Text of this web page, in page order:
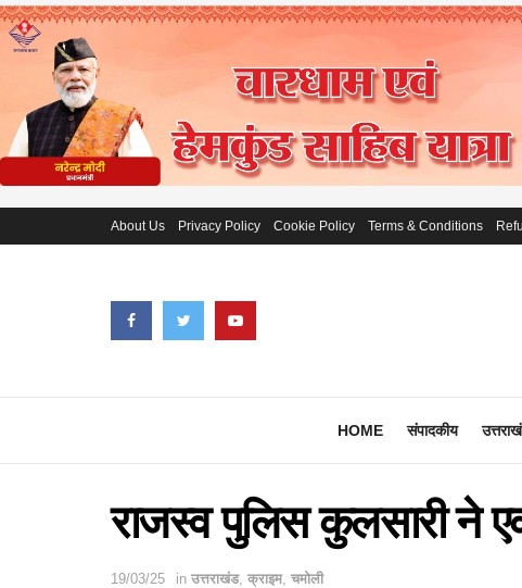
About Us Privacy Policy Cookie Policy Terms & Conditions
HOME संपादकीय
राजस्व पुलिस कुलसारी ने
19/03/25 in उत्तराखंड, क्राइम, चमोली